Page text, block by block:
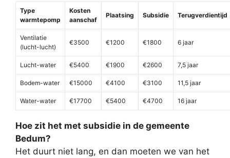
Type
warmtepomp
Kosten
aanschaf
Plaatsing Subsidie Terugverdientijd
Ventilatie
(lucht-lucht)
€3500 €1200 €1800 6 jaar
Lucht-water €5400 €1900 €2600 7,5 jaar
Bodem-water €15000 €4100 €3100 11,5 jaar
Water-water €17700 €5400 €4700 16 jaar
Hoe zit het met subsidie in de gemeente
Bedum?
Het duurt niet lang, en dan moeten we van het